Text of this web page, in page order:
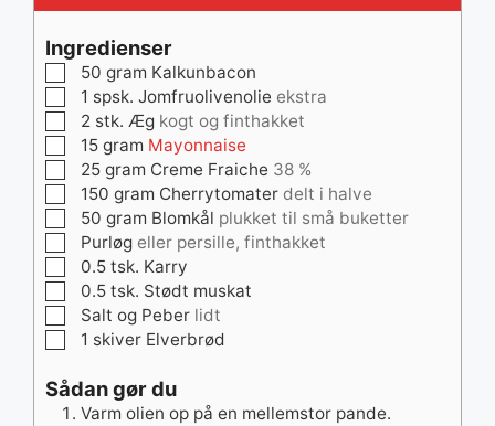
Ingredienser
▢
50 gram Kalkunbacon
▢1 spsk. Jomfruolivenolie ekstra
▢
2 stk. Æg kogt og finthakket
▢15 gram Mayonnaise
▢
25 gram Creme Fraiche 38 %
▢150 gram Cherrytomater delt i halve
▢
50 gram Blomkål plukket til små buketter
▢
Purløg eller persille, finthakket
▢
0.5 tsk. Karry
▢
0.5 tsk. Stødt muskat
▢
Salt og Peber lidt
▢1 skiver Elverbrød
Sådan gør du
Varm olien op på en mellemstor pande.